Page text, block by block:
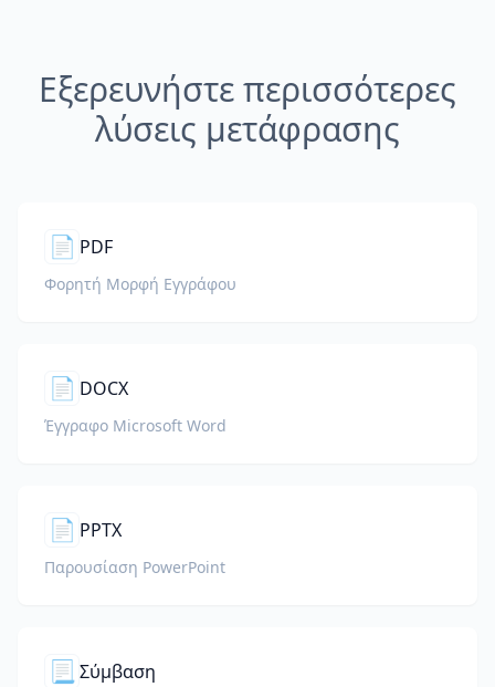
Εξερευνήστε περισσότερες
λύσεις μετάφρασης
📄 PDF
Φορητή Μορφή Εγγράφου
📄 DOCX
Έγγραφο Microsoft Word
📄 PPTX
Παρουσίαση PowerPoint
📃 Σύμβαση